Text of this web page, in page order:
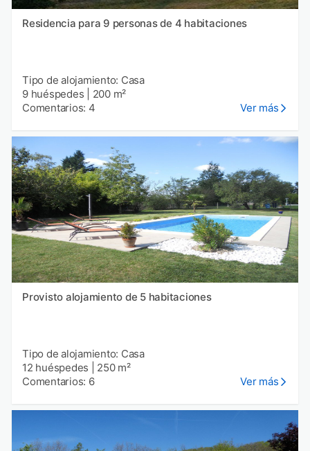
Residencia para 9 personas de 4 habitaciones
Tipo de alojamiento: Casa
9 huéspedes
200 m²
Comentarios: 4
Ver más
Provisto alojamiento de 5 habitaciones
Tipo de alojamiento: Casa
12 huéspedes
250 m²
Comentarios: 6
Ver más